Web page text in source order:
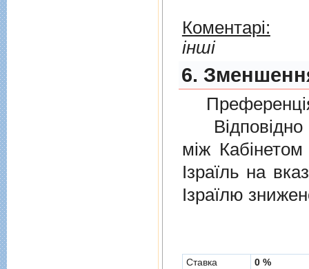
Коментарі:
інші
6.
Відповідно
мiж Кабінетом
Ізраїль на
Ізраїлю
Cтавка
0 %